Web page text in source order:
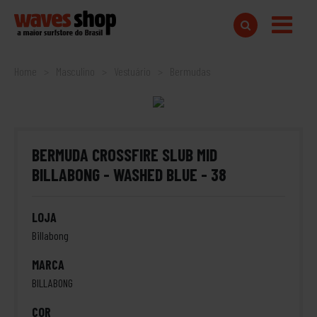
Home Bermudas
BERMUDA CROSSFIRE SLUB MID
BILLABONG - WASHED BLUE - 38
LOJA
Billabong
MARCA
BILLABONG
COR